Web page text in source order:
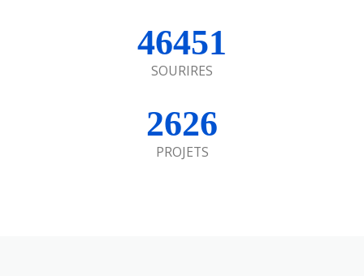
46451
SOURIRES
2626
PROJETS